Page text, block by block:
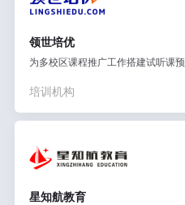
领世培优
为多校区课程推广工作搭建试听课
培训机构
星知航教育